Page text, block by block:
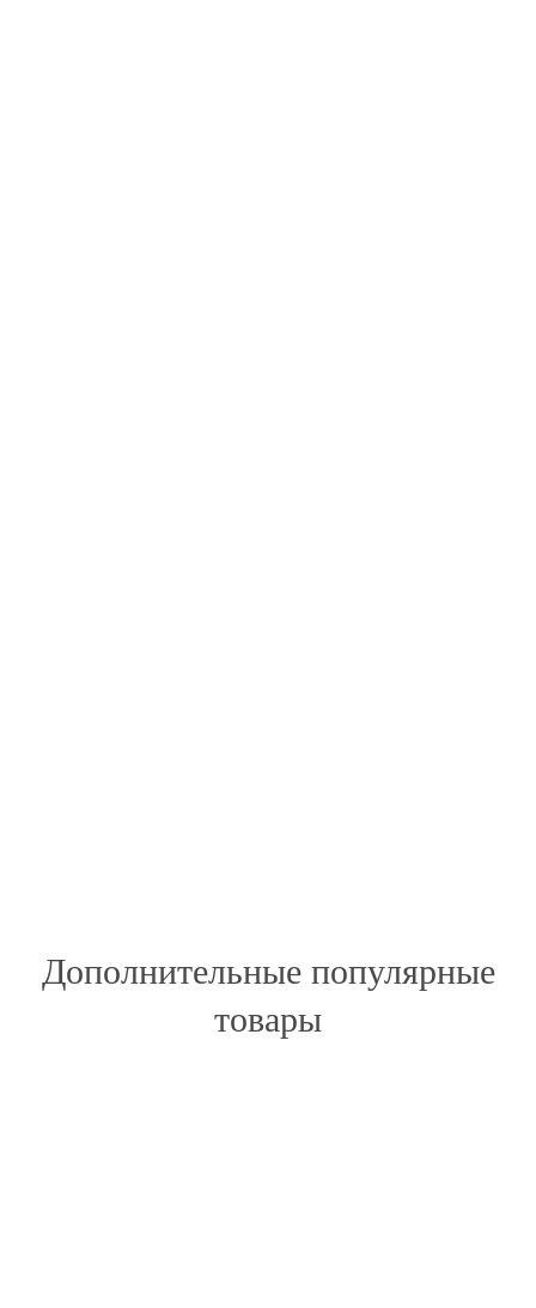
Дополнительные популярные
товары